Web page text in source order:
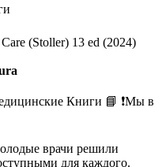
(Stoller) 13 ed (2024)
Книги 📘 ❗️Мы в
врачи решили
для каждого.